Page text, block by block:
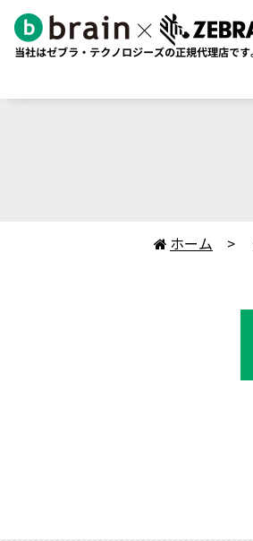
 ホーム